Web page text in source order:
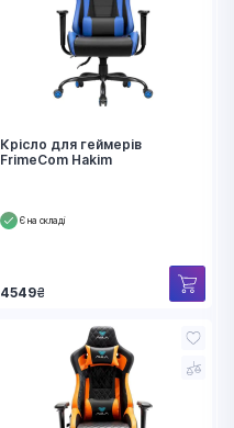
Крісло для геймерів
FrimeCom Hakim
Є на складі
4549₴